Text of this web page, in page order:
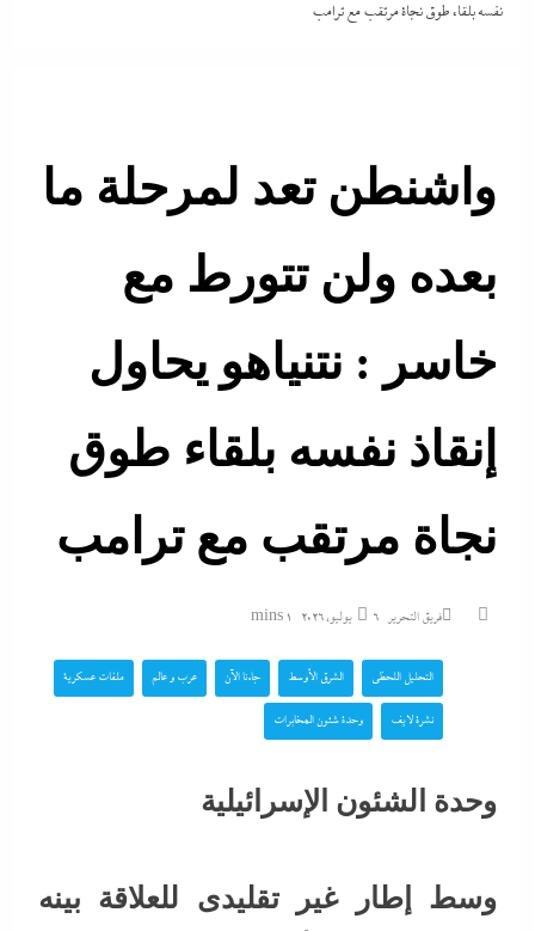
نفسه بلقاء طوق نجاة مرتقب مع ترامب
واشنطن تعد لمرحلة ما
بعده ولن تتورط مع
خاسر : نتنياهو يحاول
إنقاذ نفسه بلقاء طوق
نجاة مرتقب مع ترامب
فريق التحرير 6 يوليو، 2026 1 mins
التحليل اللحظي الشرق الأوسط جاءنا الآن عرب و عالم ملفات عسكرية
نشرة لايف وحدة شئون المخابرات
وحدة الشئون الإسرائيلية
وسط إطار غير تقليدى للعلاقة بينه